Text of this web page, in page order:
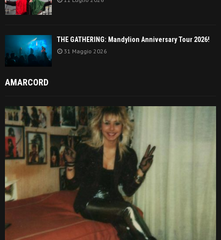
THE GATHERING: Mandylion Anniversary Tour 2026!
31 Maggio 2026
AMARCORD